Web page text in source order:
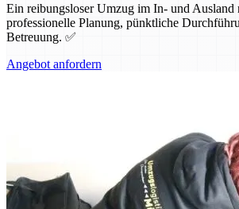
Ein reibungsloser Umzug im In- und
professionelle Planung, pünktliche
Betreuung. ✅
Angebot anfordern